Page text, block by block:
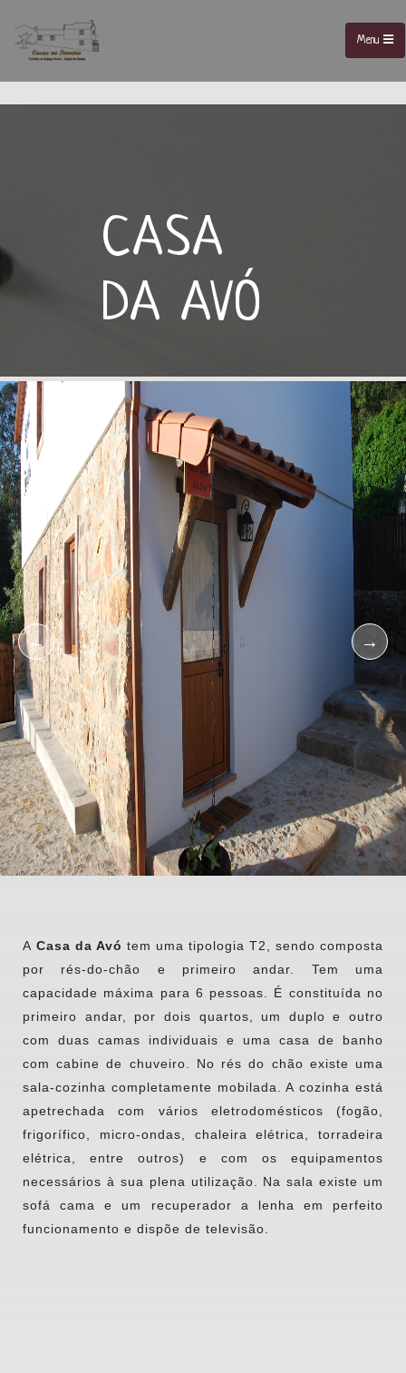
Menu
CASA
DA AVÓ
A Casa da Avó tem uma tipologia T2, sendo composta
por rés-do-chão e primeiro andar. Tem uma
capacidade máxima para 6 pessoas. É constituída no
primeiro andar, por dois quartos, um duplo e outro
com duas camas individuais e uma casa de banho
com cabine de chuveiro. No rés do chão existe uma
sala-cozinha completamente mobilada. A cozinha está
apetrechada com vários eletrodomésticos (fogão,
frigorífico, micro-ondas, chaleira elétrica, torradeira
elétrica, entre outros) e com os equipamentos
necessários à sua plena utilização. Na sala existe um
sofá cama e um recuperador a lenha em perfeito
funcionamento e dispõe de televisão.